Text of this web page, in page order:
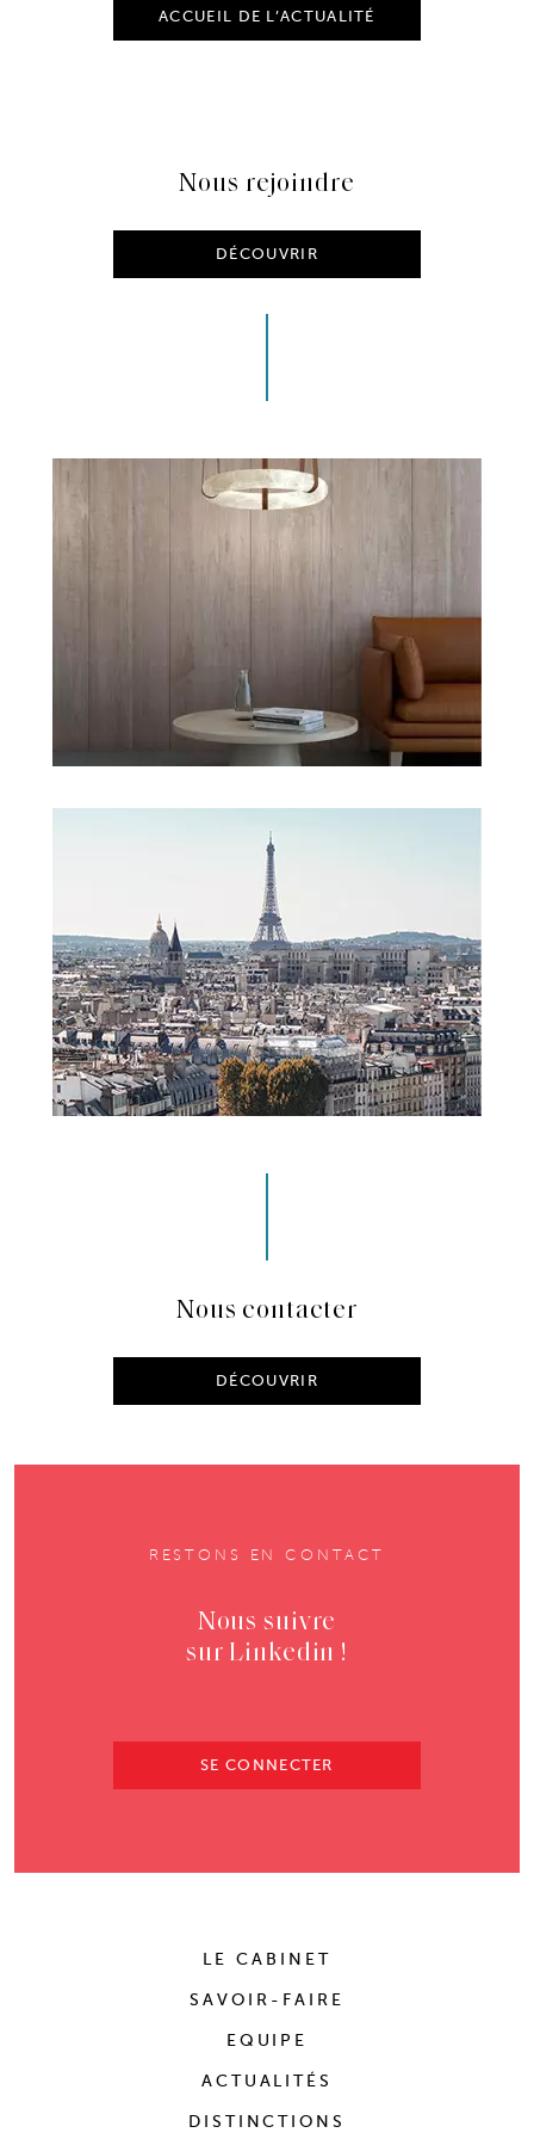
ACCUEIL DE L’ACTUALITÉ
Nous contacter
DÉCOUVRIR
Nous rejoindre
DÉCOUVRIR
RESTONS EN CONTACT
Nous suivre
sur Linkedin !
SE CONNECTER
LE CABINET
SAVOIR-FAIRE
EQUIPE
ACTUALITÉS
DISTINCTIONS